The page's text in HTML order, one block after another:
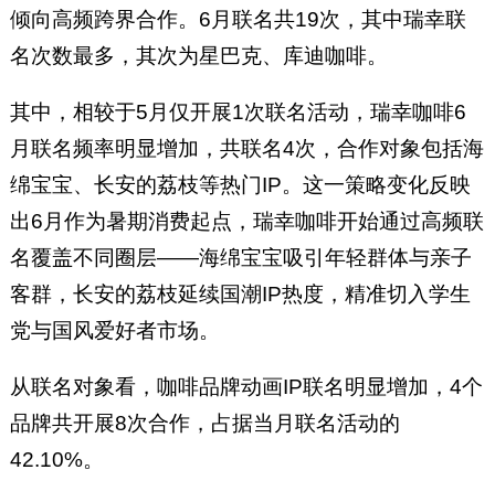
倾向高频跨界合作。6月联名共19次，其中瑞幸联
名次数最多，其次为星巴克、库迪咖啡。
其中，相较于5月仅开展1次联名活动，瑞幸咖啡6
月联名频率明显增加，共联名4次，合作对象包括海
绵宝宝、长安的荔枝等热门IP。这一策略变化反映
出6月作为暑期消费起点，瑞幸咖啡开始通过高频联
名覆盖不同圈层——海绵宝宝吸引年轻群体与亲子
客群，长安的荔枝延续国潮IP热度，精准切入学生
党与国风爱好者市场。
从联名对象看，咖啡品牌动画IP联名明显增加，4个
品牌共开展8次合作，占据当月联名活动的
42.10%。